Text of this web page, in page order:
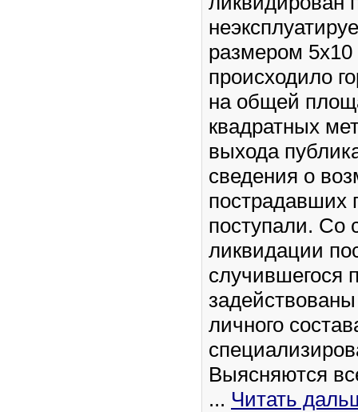
размером 5х10
происходило
на общей
квадратных
выхода
сведения о
пострадавших
поступали. Со
ликвидации
случившегося
личного
Выясняются
... Читать